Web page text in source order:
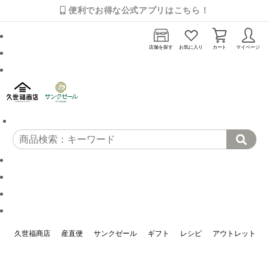
便利でお得な公式アプリはこちら！
店舗を探す お気に入り カート マイページ
久世福商店 産直便 サンクゼール ギフト レシピ アウトレット